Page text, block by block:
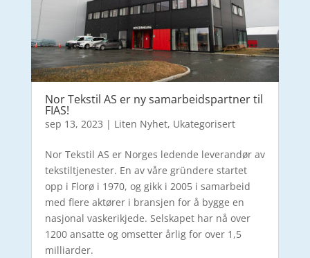
Nor Tekstil AS er ny samarbeidspartner til
FIAS!
sep 13, 2023 | Liten Nyhet, Ukategorisert
Nor Tekstil AS er Norges ledende leverandør av
tekstiltjenester. En av våre gründere startet
opp i Florø i 1970, og gikk i 2005 i samarbeid
med flere aktører i bransjen for å bygge en
nasjonal vaskerikjede. Selskapet har nå over
1200 ansatte og omsetter årlig for over 1,5
milliarder.